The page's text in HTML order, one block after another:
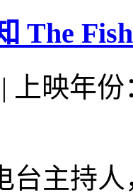
The
|
上映年
台主持